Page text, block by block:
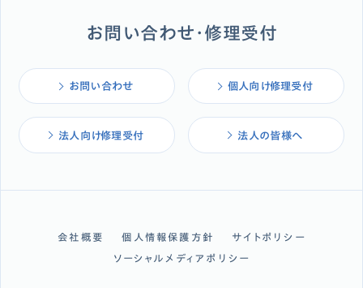
お問い合わせ・修理受付
お問い合わせ 個人向け修理受付
法人向け修理受付 法人の皆様へ
会社概要 個人情報保護方針
サイトポリシー
ソーシャルメディアポリシー